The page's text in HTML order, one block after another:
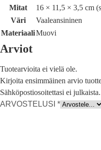
Mitat
16 × 11,5 × 3,5 cm
Väri
Vaaleansininen
MateriaaliMuovi
Arviot
Tuotearvioita ei vielä ole.
Kirjoita ensimmäinen arvio
Sähköpostiosoitettasi ei julkaista.
ARVOSTELUSI *